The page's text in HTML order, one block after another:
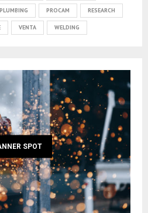
PLUMBING PROCAM RESEARCH
VENTA WELDING
SPOT